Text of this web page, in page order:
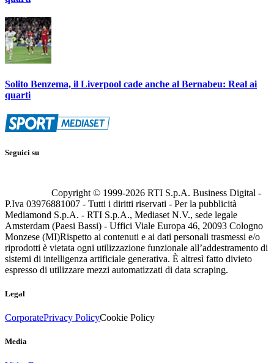
Solito Benzema, il Liverpool cade anche al Bernabeu: Real ai
quarti
Seguici su
Copyright © 1999-2026 RTI S.p.A. Business Digital -
P.Iva 03976881007 - Tutti i diritti riservati - Per la pubblicità
Mediamond S.p.A. - RTI S.p.A., Mediaset N.V., sede legale
Amsterdam (Paesi Bassi) - Uffici Viale Europa 46, 20093 Cologno
Monzese (MI)Rispetto ai contenuti e ai dati personali trasmessi e/o
riprodotti è vietata ogni utilizzazione funzionale all’addestramento di
sistemi di intelligenza artificiale generativa. È altresì fatto divieto
espresso di utilizzare mezzi automatizzati di data scraping.
Legal
CorporatePrivacy PolicyCookie Policy
Media